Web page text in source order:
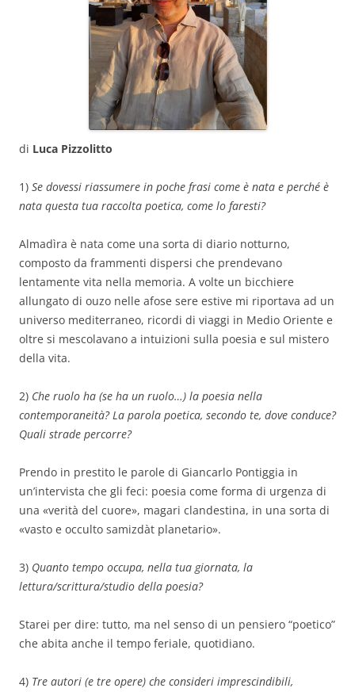
di Luca Pizzolitto
1) Se dovessi riassumere in poche frasi come è nata e perché è
nata questa tua raccolta poetica, come lo faresti?
Almadìra è nata come una sorta di diario notturno,
composto da frammenti dispersi che prendevano
lentamente vita nella memoria. A volte un bicchiere
allungato di ouzo nelle afose sere estive mi riportava ad un
universo mediterraneo, ricordi di viaggi in Medio Oriente e
oltre si mescolavano a intuizioni sulla poesia e sul mistero
della vita.
2) Che ruolo ha (se ha un ruolo…) la poesia nella
contemporaneità? La parola poetica, secondo te, dove conduce?
Quali strade percorre?
Prendo in prestito le parole di Giancarlo Pontiggia in
un’intervista che gli feci: poesia come forma di urgenza di
una «verità del cuore», magari clandestina, in una sorta di
«vasto e occulto samizdàt planetario».
3) Quanto tempo occupa, nella tua giornata, la
lettura/scrittura/studio della poesia?
Starei per dire: tutto, ma nel senso di un pensiero “poetico”
che abita anche il tempo feriale, quotidiano.
4) Tre autori (e tre opere) che consideri imprescindibili,